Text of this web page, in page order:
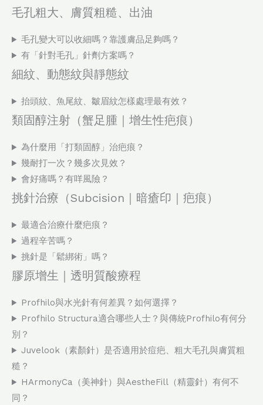
毛孔粗大、膚質粗糙、出油
毛孔變大可以收細嗎？靠護膚品足夠嗎？
有「針對毛孔」針劑方案嗎？
細紋、動態紋與靜態紋
抬頭紋、魚尾紋、皺眉紋怎樣處理最有效？
類固醇注射（蟹足腫｜增生性疤痕）
為什麼用「打類固醇」治疤痕？
幾耐打一次？幾多次見效？
會好痛嗎？有咩風險？
挑針治療（Subcision｜暗瘡印｜疤痕）
最適合治療什麼疤痕？
過程辛苦嗎？
挑針是「鬆綁術」嗎？
膠原增生｜透明質酸療程
Profhilo與水光針有何差異？如何選擇？
Profhilo Structura適合哪些人士？與傳統Profhilo有何分
別？
Juvelook（素顏針）是否適用於痘疤、粗大毛孔與膚質粗
糙？
HArmonyCa（美神針）與AestheFill（精靈針）有何不
同？